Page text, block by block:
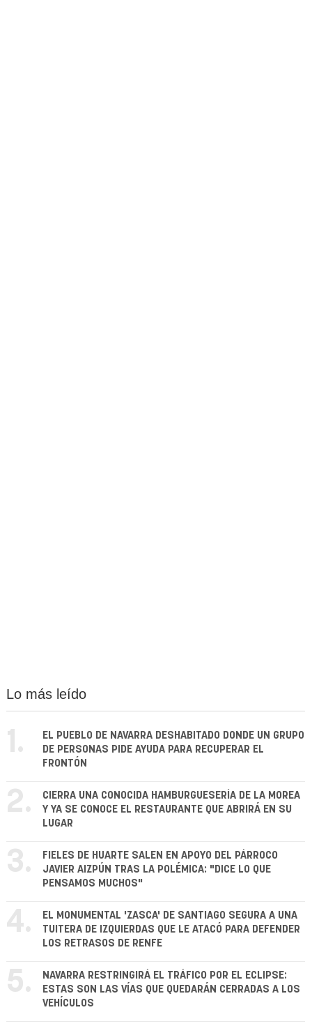
Lo más leído
1.
EL PUEBLO DE NAVARRA DESHABITADO DONDE UN GRUPO
DE PERSONAS PIDE AYUDA PARA RECUPERAR EL
FRONTÓN
2.
CIERRA UNA CONOCIDA HAMBURGUESERÍA DE LA MOREA
Y YA SE CONOCE EL RESTAURANTE QUE ABRIRÁ EN SU
LUGAR
3.
FIELES DE HUARTE SALEN EN APOYO DEL PÁRROCO
JAVIER AIZPÚN TRAS LA POLÉMICA: "DICE LO QUE
PENSAMOS MUCHOS"
4.
EL MONUMENTAL 'ZASCA' DE SANTIAGO SEGURA A UNA
TUITERA DE IZQUIERDAS QUE LE ATACÓ PARA DEFENDER
LOS RETRASOS DE RENFE
5.
NAVARRA RESTRINGIRÁ EL TRÁFICO POR EL ECLIPSE:
ESTAS SON LAS VÍAS QUE QUEDARÁN CERRADAS A LOS
VEHÍCULOS